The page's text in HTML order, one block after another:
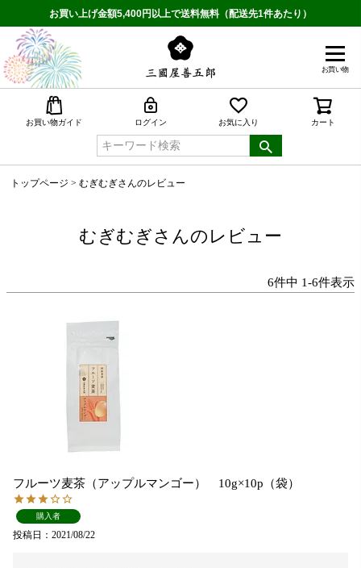
お買い上げ金額5,400円以上で送料無料（配送先1件あたり）
お買い物
お買い物ガイド ログイン お気に入り カート
トップページ むぎむぎさんのレビュー
むぎむぎさんのレビュー
6件中 1-6件表示
フルーツ麦茶（アップルマンゴー） 10g×10p（袋）
購入者
投稿日 2021/08/22